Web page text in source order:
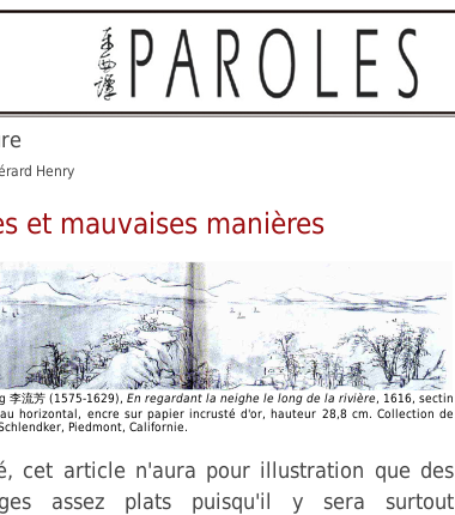
Henry
et mauvaises manières
李流芳 (1575-1629), En regardant la neighe le long de la rivière, 1616, sectin
horizontal, encre sur papier incrusté d'or, hauteur 28,8 cm. Collection de
Piedmont, Californie.
cet article n'aura pour illustration que des
assez plats puisqu'il y sera surtout